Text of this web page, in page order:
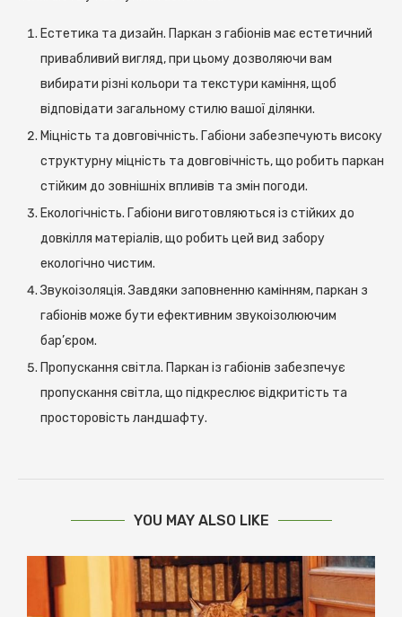
Естетика та дизайн. Паркан з габіонів має естетичний
привабливий вигляд, при цьому дозволяючи вам
вибирати різні кольори та текстури каміння, щоб
відповідати загальному стилю вашої ділянки.
Міцність та довговічність. Габіони забезпечують високу
структурну міцність та довговічність, що робить паркан
стійким до зовнішніх впливів та змін погоди.
Екологічність. Габіони виготовляються із стійких до
довкілля матеріалів, що робить цей вид забору
екологічно чистим.
Звукоізоляція. Завдяки заповненню камінням, паркан з
габіонів може бути ефективним звукоізолюючим
бар’єром.
Пропускання світла. Паркан із габіонів забезпечує
пропускання світла, що підкреслює відкритість та
просторовість ландшафту.
YOU MAY ALSO LIKE